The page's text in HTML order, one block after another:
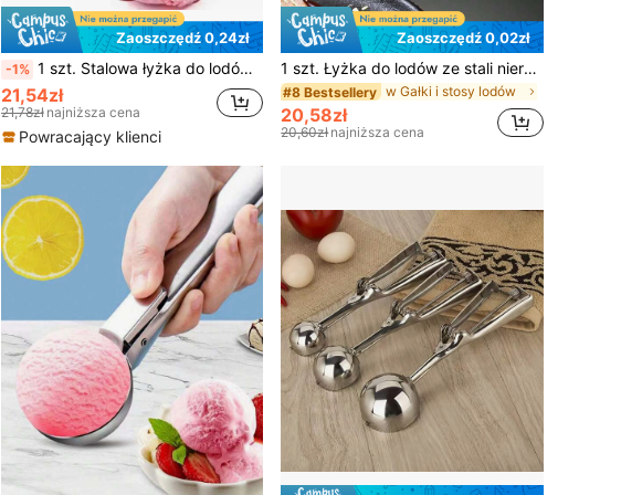
Zaoszczędź 0,24zł
-1% 1 szt. Stalowa łyżka do lodów Łyżka do lodów Łyżka do owoców Pogrubiona do łatwego czyszczenia Łyżka do lodów Łyżka do lodów Łyżka do lodów
21,54zł
21,78zł najniższa cena
Powracający klienci
Zaoszczędź 0,02zł
1 szt. Łyżka do lodów ze stali nierdzewnej z wyzwalaczem, łyżka do lodów, łyżka do robienia kulek z melona, łyżka do robienia kulek z lodów DIY, narzędzie do robienia sorbetu z lodów, narzędzie do deserów, łyżka do arbuza, nóż do rzeźbienia owoców, łyżka do lodów
#8 Bestsellery w Gałki i stosy lodów
20,58zł
20,60złnajniższa cena